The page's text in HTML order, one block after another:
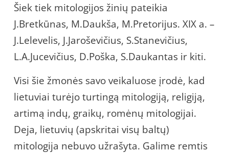
Šiek tiek mitologijos žinių pateikia
J.Bretkūnas, M.Daukša, M.Pretorijus. XIX a. –
J.Lelevelis, J.Jaroševičius, S.Stanevičius,
L.A.Jucevičius, D.Poška, S.Daukantas ir kiti.
Visi šie žmonės savo veikaluose įrodė, kad
lietuviai turėjo turtingą mitologiją, religiją,
artimą indų, graikų, romėnų mitologijai.
Deja, lietuvių (apskritai visų baltų)
mitologija nebuvo užrašyta. Galime remtis